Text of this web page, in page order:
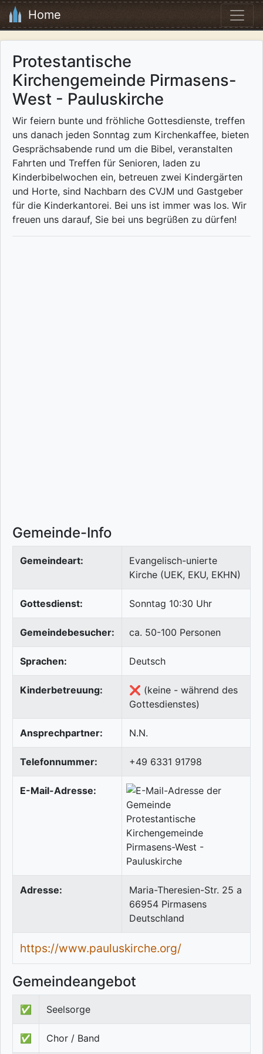
Home
Protestantische
Kirchengemeinde Pirmasens-
West - Pauluskirche
Wir feiern bunte und fröhliche Gottesdienste, treffen
uns danach jeden Sonntag zum Kirchenkaffee, bieten
Gesprächsabende rund um die Bibel, veranstalten
Fahrten und Treffen für Senioren, laden zu
Kinderbibelwochen ein, betreuen zwei Kindergärten
und Horte, sind Nachbarn des CVJM und Gastgeber
für die Kinderkantorei. Bei uns ist immer was los. Wir
freuen uns darauf, Sie bei uns begrüßen zu dürfen!
Gemeinde-Info
Gemeindeart:
Evangelisch-unierte
Kirche (UEK, EKU, EKHN)
Gottesdienst: Sonntag 10:30 Uhr
Gemeindebesucher: ca. 50-100 Personen
Sprachen: Deutsch
Kinderbetreuung:
❌ (keine - während des
Gottesdienstes)
Ansprechpartner: N.N.
Telefonnummer: +49 6331 91798
E-Mail-Adresse:
Adresse:
Maria-Theresien-Str. 25 a
66954 Pirmasens
Deutschland
https://www.pauluskirche.org/
Gemeindeangebot
✅ Seelsorge
✅ Chor / Band